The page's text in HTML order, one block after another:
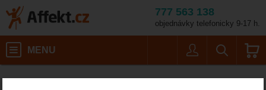
777 563 138
objednávky telefonicky 9-17 h.
MENU
Barva: bílá / Velikost: XXL